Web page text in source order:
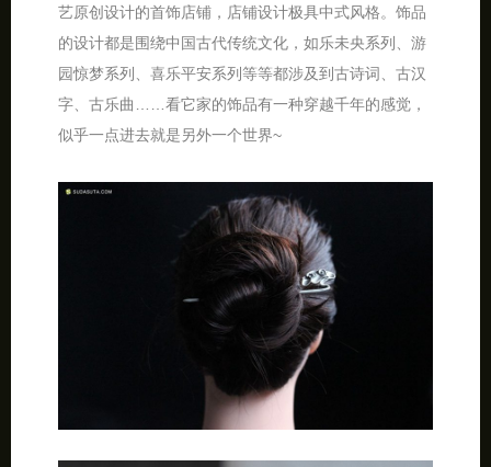
艺原创设计的首饰店铺，店铺设计极具中式风格。饰品
的设计都是围绕中国古代传统文化，如乐未央系列、游
园惊梦系列、喜乐平安系列等等都涉及到古诗词、古汉
字、古乐曲……看它家的饰品有一种穿越千年的感觉，
似乎一点进去就是另外一个世界~